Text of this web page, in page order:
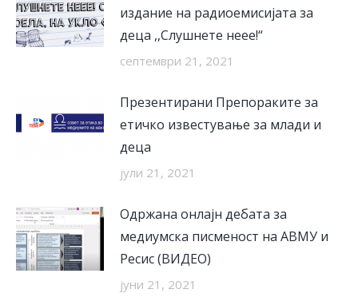
издание на радиоемисијата за
деца ,,Слушнете неее!“
септември 21, 2021
Презентирани Препораките за
етичко известување за млади и
деца
јули 21, 2021
Одржана онлајн дебата за
медиумска писменост на АВМУ и
Ресис (ВИДЕО)
јуни 21, 2021